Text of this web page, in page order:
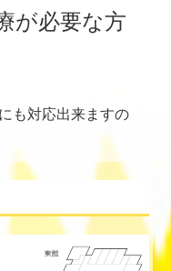
が必要な方
も対応出来ますの